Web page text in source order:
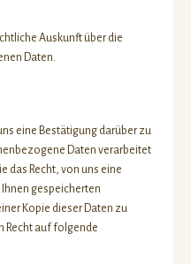
Auskunft über die
Daten.
eine Bestätigung darüber zu
Daten verarbeitet
das Recht, von uns eine
gespeicherten
Kopie dieser Daten zu
Recht auf folgende